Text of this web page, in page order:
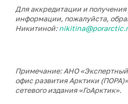
Для аккредитации и
информации, пожалуйста,
Никитиной:
Примечание: АНО
офис развития Арктики
сетевого издания «ГоАрктик».